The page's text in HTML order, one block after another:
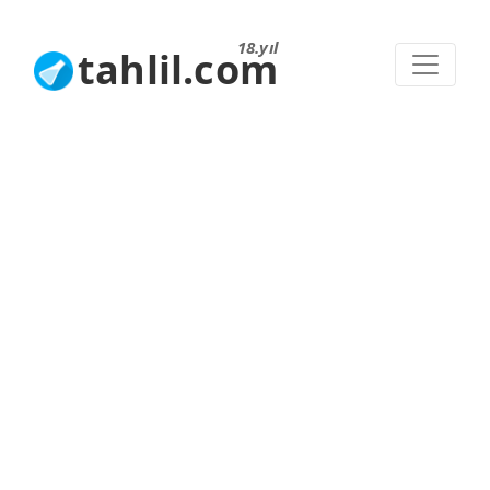
18.yıl
tahlil.com